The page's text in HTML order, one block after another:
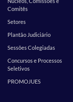
Comitês
Setores
Plantão Judiciário
Sessões Colegiadas
Concursos e Processos
Seletivos
PROMOJUES